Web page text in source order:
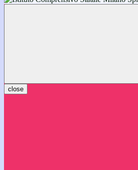
inizieranno il 14 settembre 2026: vi
close